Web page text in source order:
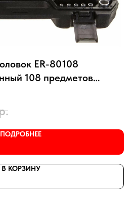
ER-80108
108 предметов
ПОДРОБНЕЕ
В КОРЗИНУ